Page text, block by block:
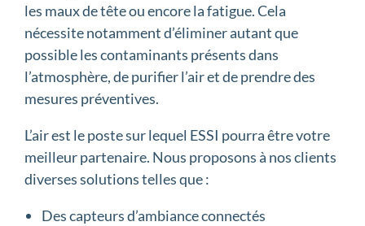
les maux de tête ou encore la fatigue. Cela
nécessite notamment d’éliminer autant que
possible les contaminants présents dans
l’atmosphère, de purifier l’air et de prendre des
mesures préventives.
L’air est le poste sur lequel ESSI pourra être votre
meilleur partenaire. Nous proposons à nos clients
diverses solutions telles que :
Des capteurs d’ambiance connectés